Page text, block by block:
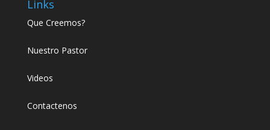
Links
Que Creemos?
Nuestro Pastor
Videos
Contactenos